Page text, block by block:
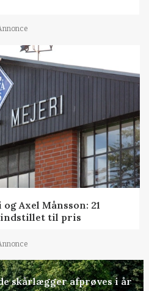
Axel Månsson: 21
indstillet til pris
skårlægger afprøves i år